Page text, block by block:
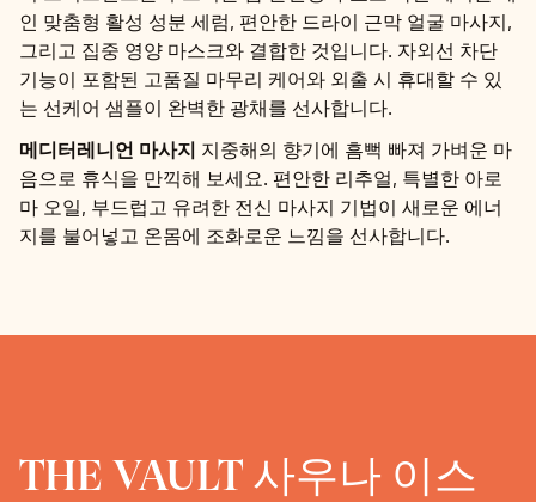
인 맞춤형 활성 성분 세럼, 편안한 드라이 근막 얼굴 마사지,
그리고 집중 영양 마스크와 결합한 것입니다. 자외선 차단
기능이 포함된 고품질 마무리 케어와 외출 시 휴대할 수 있
는 선케어 샘플이 완벽한 광채를 선사합니다.
메디터레니언 마사지 지중해의 향기에 흠뻑 빠져 가벼운 마
음으로 휴식을 만끽해 보세요. 편안한 리추얼, 특별한 아로
마 오일, 부드럽고 유려한 전신 마사지 기법이 새로운 에너
지를 불어넣고 온몸에 조화로운 느낌을 선사합니다.
THE VAULT 사우나 이스